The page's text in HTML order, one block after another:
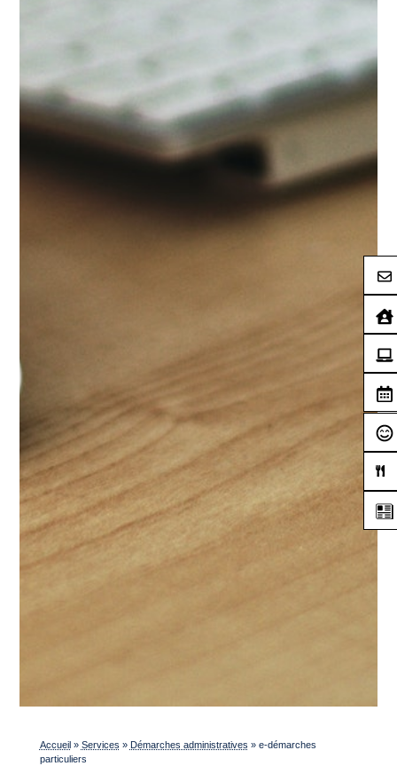
Accueil » Services » Démarches administratives » e-démarches
particuliers